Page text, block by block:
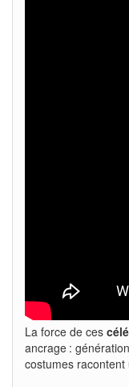
La force de ces
ancrage :
costumes